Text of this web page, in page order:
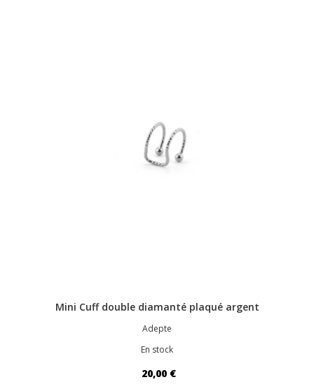
Mini Cuff double diamanté plaqué argent
Adepte
En stock
20,00 €